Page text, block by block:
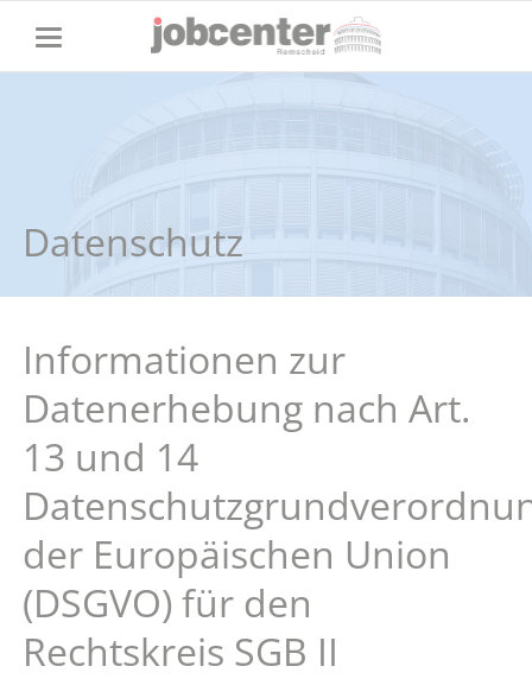
Datenschutz
Informationen zur
Datenerhebung nach Art.
13 und 14
der Europäischen Union
(DSGVO) für den
Rechtskreis SGB II